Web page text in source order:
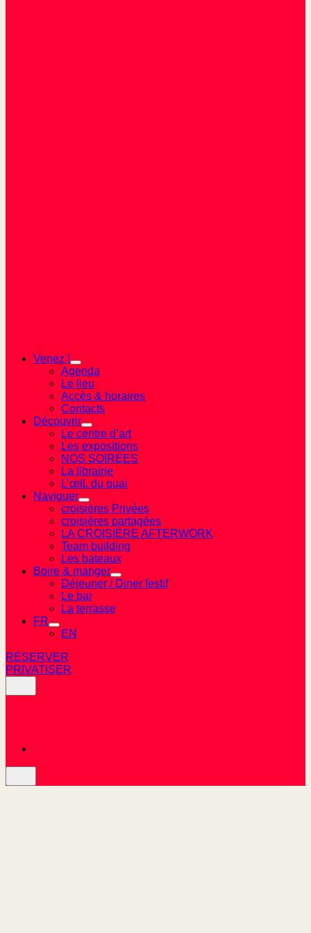
Venez !
Agenda
Le lieu
Accès & horaires
Contacts
Découvrir
Le centre d’art
Les expositions
NOS SOIRÉES
La librairie
L’œIL du quai
Naviguer
croisières Privées
croisières partagées
LA CROISIÈRE AFTERWORK
Team building
Les bateaux
Boire & manger
Déjeuner / Diner festif
Le bar
La terrasse
FR
EN
RÉSERVER
PRIVATISER